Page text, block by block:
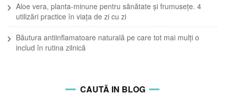
Aloe vera, planta-minune pentru sănătate și frumusețe. 4
utilizări practice în viața de zi cu zi
Băutura antiinflamatoare naturală pe care tot mai mulți o
includ în rutina zilnică
CAUTĂ IN BLOG